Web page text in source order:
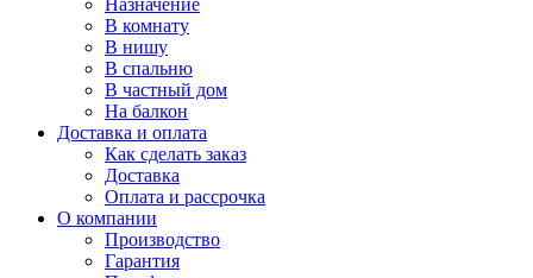
Назначение
В комнату
В нишу
В спальню
В частный дом
На балкон
Доставка и оплата
Как сделать заказ
Доставка
Оплата и рассрочка
О компании
Производство
Гарантия